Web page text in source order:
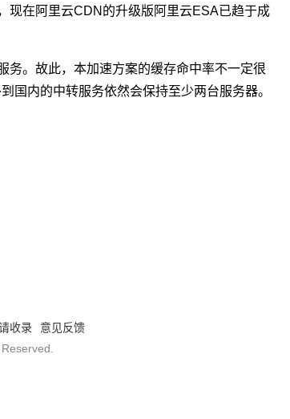
现在阿里云CDN的升级版阿里云ESA已趋于成
务。故此，本加速方案的缓存命中率不一定很
国内的中转服务依然会保持至少两台服务器。
收录
意见反馈